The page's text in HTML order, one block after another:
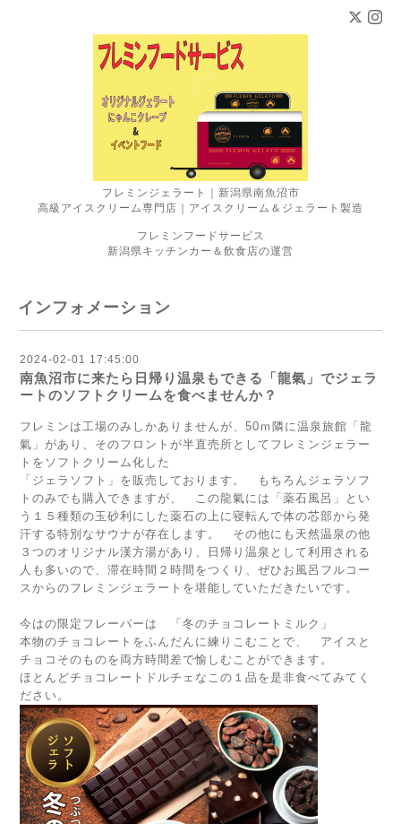
フレミンジェラート｜新潟県南魚沼市
高級アイスクリーム専門店｜アイスクリーム＆ジェラート製造
フレミンフードサービス
新潟県キッチンカー＆飲食店の運営
インフォメーション
2024-02-01 17:45:00
南魚沼市に来たら日帰り温泉もできる「龍氣」でジェラ
ートのソフトクリームを食べませんか？
フレミンは工場のみしかありませんが、50ｍ隣に温泉旅館「龍
氣」があり、そのフロントが半直売所としてフレミンジェラー
トをソフトクリーム化した
「ジェラソフト」を販売しております。 もちろんジェラソフ
トのみでも購入できますが、 この龍氣には「薬石風呂」とい
う１５種類の玉砂利にした薬石の上に寝転んで体の芯部から発
汗する特別なサウナが存在します。 その他にも天然温泉の他
３つのオリジナル漢方湯があり、日帰り温泉として利用される
人も多いので、滞在時間２時間をつくり、ぜひお風呂フルコー
スからのフレミンジェラートを堪能していただきたいです。
今はの限定フレーバーは 「冬のチョコレートミルク」
本物のチョコレートをふんだんに練りこむことで、 アイスと
チョコそのものを両方時間差で愉しむことができます。
ほとんどチョコレートドルチェなこの１品を是非食べてみてく
ださい。